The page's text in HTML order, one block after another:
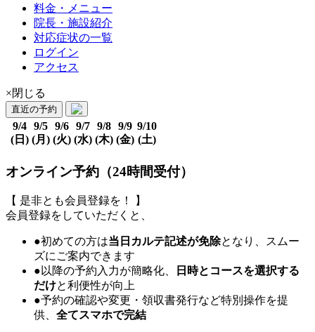
料金・メニュー
院長・施設紹介
対応症状の一覧
ログイン
アクセス
×閉じる
直近の予約
9/4
(日)
9/5
(月)
9/6
(火)
9/7
(水)
9/8
(木)
9/9
(金)
9/10
(土)
オンライン予約（24時間受付）
【 是非とも会員登録を！ 】
会員登録をしていただくと、
●初めての方は当日カルテ記述が免除となり、スムー
ズにご案内できます
●以降の予約入力が簡略化、
日時とコースを選択する
だけと利便性が向上
●予約の確認や変更・領収書発行など特別操作を提
供、 全てスマホで完結